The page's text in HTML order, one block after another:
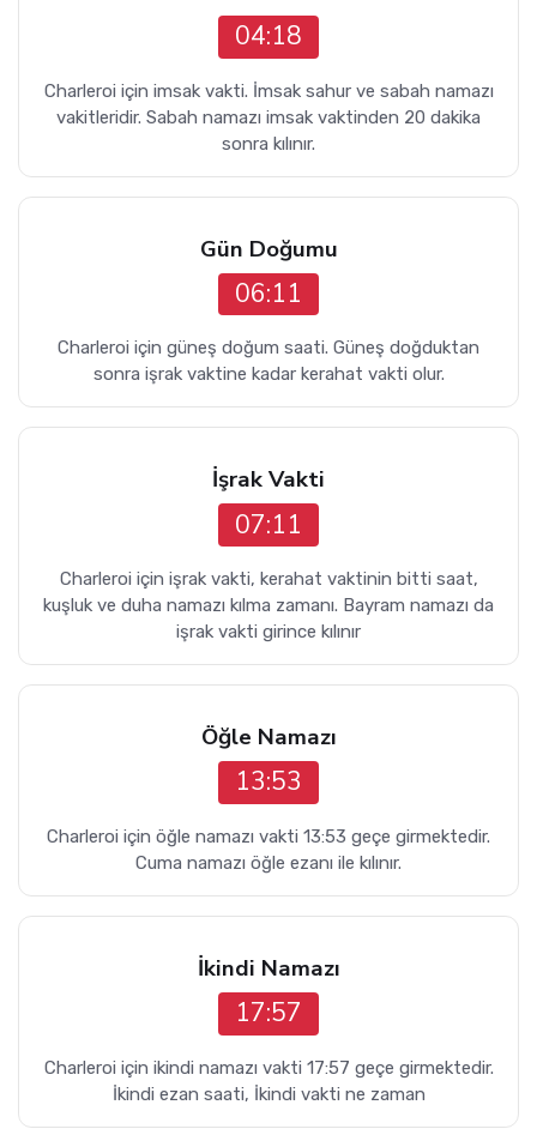
04:18
Charleroi için imsak vakti. İmsak sahur ve sabah namazı
vakitleridir. Sabah namazı imsak vaktinden 20 dakika
sonra kılınır.
Gün Doğumu
06:11
Charleroi için güneş doğum saati. Güneş doğduktan
sonra işrak vaktine kadar kerahat vakti olur.
İşrak Vakti
07:11
Charleroi için işrak vakti, kerahat vaktinin bitti saat,
kuşluk ve duha namazı kılma zamanı. Bayram namazı da
işrak vakti girince kılınır
Öğle Namazı
13:53
Charleroi için öğle namazı vakti 13:53 geçe girmektedir.
Cuma namazı öğle ezanı ile kılınır.
İkindi Namazı
17:57
Charleroi için ikindi namazı vakti 17:57 geçe girmektedir.
İkindi ezan saati, İkindi vakti ne zaman